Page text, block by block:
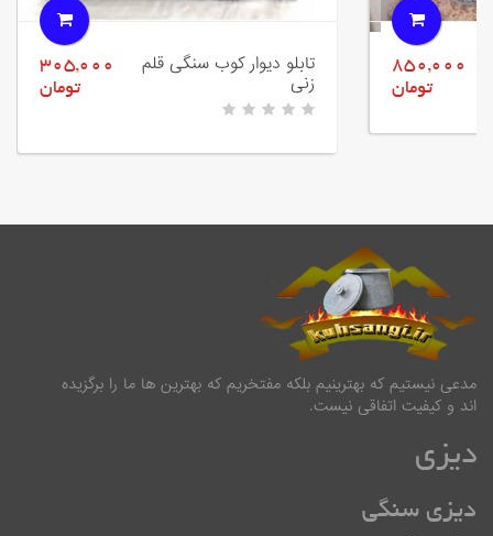
تابلو دیوار کوب سنگی قلم
زنی
305,000
تومان
850,000
تومان
مدعی نیستیم که بهترینیم بلکه مفتخریم که بهترین ها ما را برگزیده
اند و کیفیت اتفاقی نیست.
دیزی
دیزی سنگی